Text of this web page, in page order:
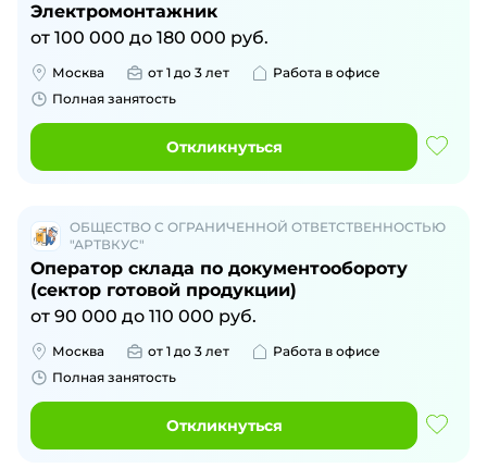
Электромонтажник
от 100 000 до 180 000 руб.
Москва от 1 до 3 лет
Работа в офисе
Полная занятость
Откликнуться
ОБЩЕСТВО С ОГРАНИЧЕННОЙ ОТВЕТСТВЕННОСТЬЮ
"АРТВКУС"
Оператор склада по документообороту
(сектор готовой продукции)
от 90 000 до 110 000 руб.
Москва от 1 до 3 лет
Работа в офисе
Полная занятость
Откликнуться